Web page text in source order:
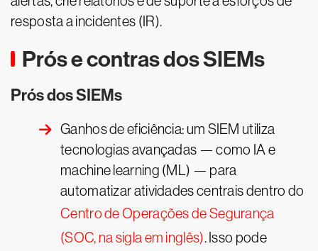
resposta a incidentes (IR).
Prós e contras dos SIEMs
Prós dos SIEMs
Ganhos de eficiência: um SIEM utiliza
tecnologias avançadas — como IA e
machine learning (ML) — para
automatizar atividades centrais dentro do
Centro de Operações de Segurança
(SOC, na sigla em inglês). Isso pode